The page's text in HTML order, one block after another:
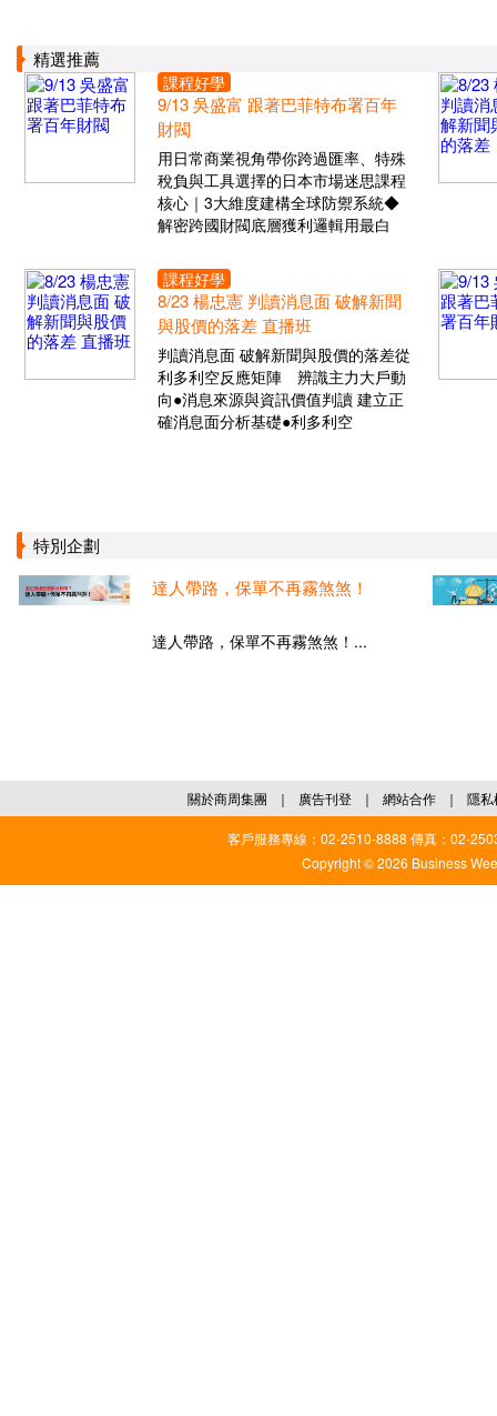
精選推薦
課程好學
9/13 吳盛富 跟著巴菲特布署百年
財閥
用日常商業視角帶你跨過匯率、特殊
稅負與工具選擇的日本市場迷思課程
核心｜3大維度建構全球防禦系統◆
解密跨國財閥底層獲利邏輯用最白
課程好學
8/23 楊忠憲 判讀消息面 破解新聞
與股價的落差 直播班
判讀消息面 破解新聞與股價的落差從
利多利空反應矩陣 辨識主力大戶動
向●消息來源與資訊價值判讀 建立正
確消息面分析基礎●利多利空
特別企劃
達人帶路，保單不再霧煞煞！
達人帶路，保單不再霧煞煞！...
關於商周集團 ｜ 廣告刊登 ｜ 網站合作 ｜ 隱私
客戶服務專線：02-2510-8888 傳真：02-
Copyright © 2026 Business